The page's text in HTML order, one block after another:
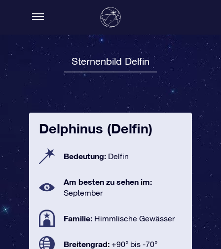
Sternenbild Delfin
Delphinus (Delfin)
Bedeutung: Delfin
Am besten zu sehen im:
September
Familie: Himmlische Gewässer
Breitengrad: +90° bis -70°